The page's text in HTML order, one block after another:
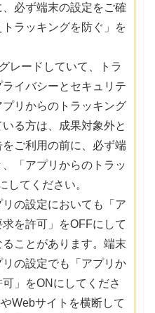
必ず端末の設定をご確
ラッキングを防ぐ」を
レードしていて、トラ
イバシーとセキュリテ
リからのトラッキング
る方は、成果対象外と
ご利用の前に、必ず端
「アプリからのトラッ
してください。
の設定においても「ア
を許可」をOFFにして
ことがあります。端末
の設定でも「アプリか
」をONにしてくださ
Webサイトを横断して